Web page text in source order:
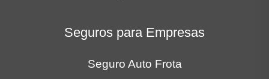
Seguros para Empresas
Seguro Auto Frota